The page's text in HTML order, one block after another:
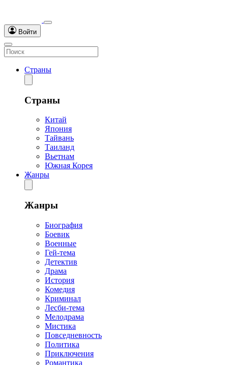
Войти
Страны
Страны
Китай
Япония
Тайвань
Таиланд
Вьетнам
Южная Корея
Жанры
Жанры
Биография
Боевик
Военные
Гей-тема
Детектив
Драма
История
Комедия
Криминал
Лесби-тема
Мелодрама
Мистика
Повседневность
Политика
Приключения
Романтика